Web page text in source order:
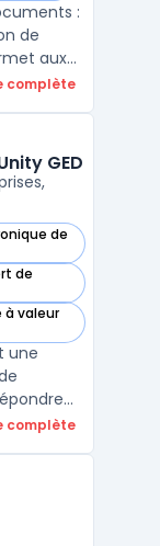
:
de
aux
gérer
complète
GED
de
dans cette catégorie
de
dans cette catégorie
à valeur
dans cette catégorie
une
de
les
complète